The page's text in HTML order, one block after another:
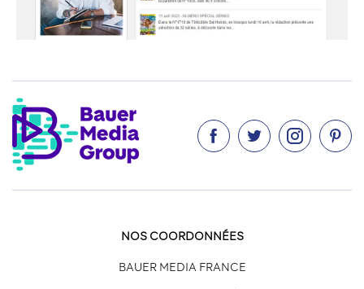
   
NOS COORDONNÉES
BAUER MEDIA FRANCE